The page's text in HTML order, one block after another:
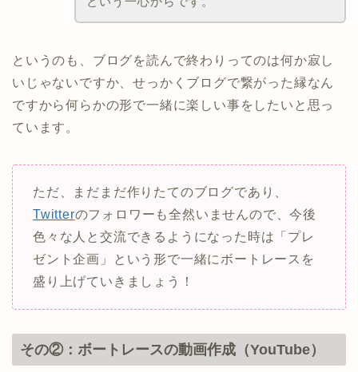
というのも、ブログを読んで終わりってのは何か寂し
いじゃないですか、せっかくブログで繋がった縁なん
ですから何らかの形で一緒に楽しい事をしたいと思っ
ています。
ただ、まだまだ作りたてのブログであり、
Twitterのフォロワーも全然いませんので、今後
色々な人と交流できるようになった時は「プレ
ゼント企画」という形で一緒にボートレースを
盛り上げていきましょう！
その②：ボートレースの動画作成（YouTube）